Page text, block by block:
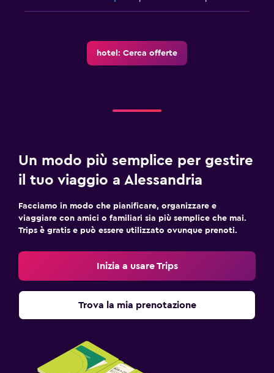
hotel: Cerca offerte
Un modo più semplice per gestire
il tuo viaggio a Alessandria
Facciamo in modo che pianificare, organizzare e
viaggiare con amici o familiari sia più semplice che mai.
Trips è gratis e può essere utilizzato ovunque prenoti.
Inizia a usare Trips
Trova la mia prenotazione